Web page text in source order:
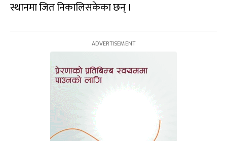
स्थानमा जित निकालिसकेका छन् ।